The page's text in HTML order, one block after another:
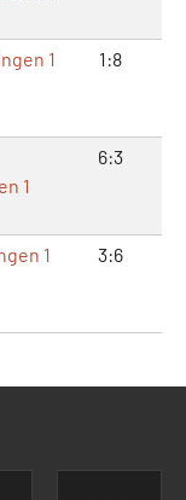
1 1:8
1
6:3
1 3:6